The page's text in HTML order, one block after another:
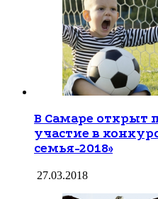
В Самаре открыт
участие в
семья-2018»
27.03.2018